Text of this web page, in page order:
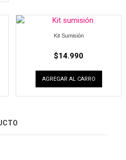
Kit Sumisión
$14.990
AGREGAR AL CARRO